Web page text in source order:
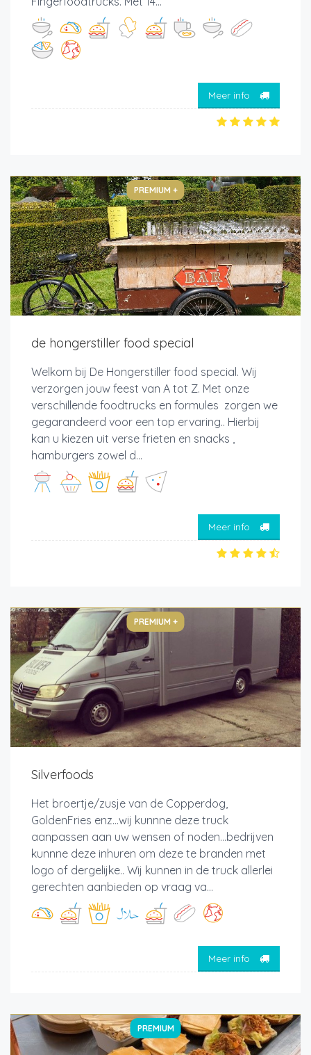
Meer info
PREMIUM +
de hongerstiller food special
Welkom bij De Hongerstiller food special. Wij
verzorgen jouw feest van A tot Z. Met onze
verschillende foodtrucks en formules zorgen we
gegarandeerd voor een top ervaring.. Hierbij
kan u kiezen uit verse frieten en snacks ,
hamburgers zowel d...
Meer info
PREMIUM +
Silverfoods
Het broertje/zusje van de Copperdog,
GoldenFries enz...wij kunnne deze truck
aanpassen aan uw wensen of noden...bedrijven
kunnne deze inhuren om deze te branden met
logo of dergelijke.. Wij kunnen in de truck allerlei
gerechten aanbieden op vraag va...
Meer info
PREMIUM